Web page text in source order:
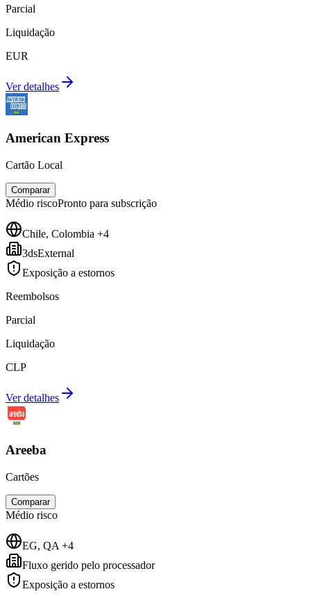
Parcial
Liquidação
EUR
Ver detalhes
American Express
Cartão Local
Comparar
Médio riscoPronto para subscrição
Chile, Colombia +4
3dsExternal
Exposição a estornos
Reembolsos
Parcial
Liquidação
CLP
Ver detalhes
Areeba
Cartões
Comparar
Médio risco
EG, QA +4
Fluxo gerido pelo processador
Exposição a estornos